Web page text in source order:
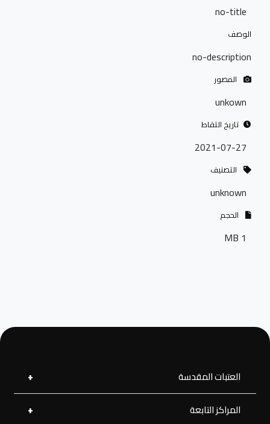
no-title
الوصف
no-description
المصور
unkown
تاريخ التقاط
2021-07-27
التصنيف
unknown
الحجم
1 MB
العتبات المقدسة
العتبة العلوية المقدسة
المراكز التابعة